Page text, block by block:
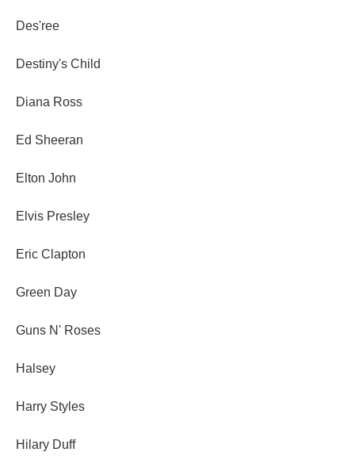
Des'ree
Destiny's Child
Diana Ross
Ed Sheeran
Elton John
Elvis Presley
Eric Clapton
Green Day
Guns N' Roses
Halsey
Harry Styles
Hilary Duff